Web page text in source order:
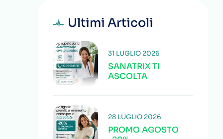
Ultimi Articoli
SANATRIX TI
ASCOLTA
31 LUGLIO 2026
PROMO AGOSTO
28 LUGLIO 2026